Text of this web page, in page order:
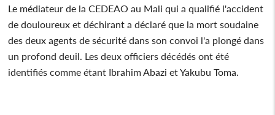
Le médiateur de la CEDEAO au Mali qui a qualifié l'accident
de douloureux et déchirant a déclaré que la mort soudaine
des deux agents de sécurité dans son convoi l'a plongé dans
un profond deuil. Les deux officiers décédés ont été
identifiés comme étant Ibrahim Abazi et Yakubu Toma.